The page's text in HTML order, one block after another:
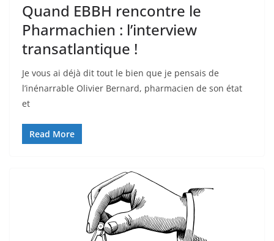
Quand EBBH rencontre le
Pharmachien : l’interview
transatlantique !
Je vous ai déjà dit tout le bien que je pensais de
l’inénarrable Olivier Bernard, pharmacien de son état
et
Read More